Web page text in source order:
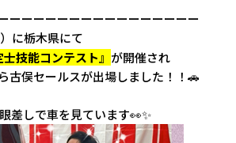
ーーーーーーーーーーーーーーーー
に栃木県にて
技能コンテスト』 が開催され
古俣セールスが出場しました！！🚗
差しで車を見ています👀✨